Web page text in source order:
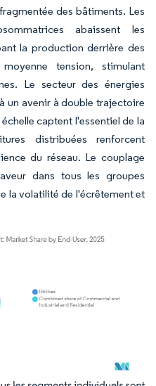
des bâtiments. Les
abaissent les
la production derrière des
tension, stimulant
Le secteur des énergies
un avenir à double trajectoire
captent l'essentiel de la
distribuées renforcent
du réseau. Le couplage
dans tous les groupes
la volatilité de l'écrêtement et